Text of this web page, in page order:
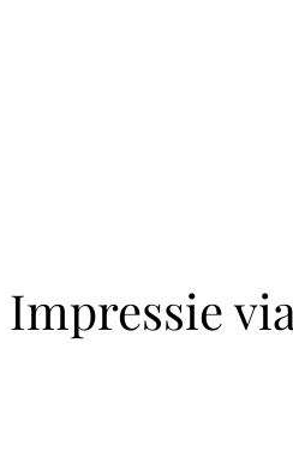
Impressie